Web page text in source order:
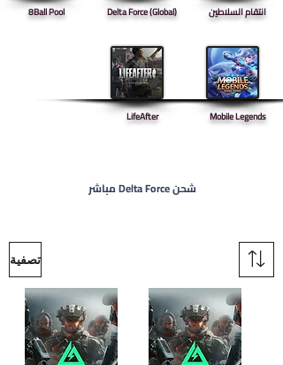
انتقام السلاطين
Mobile Legends
Delta Force (Global)
LifeAfter
8Ball Pool
شحن Delta Force مباشر
تصفية